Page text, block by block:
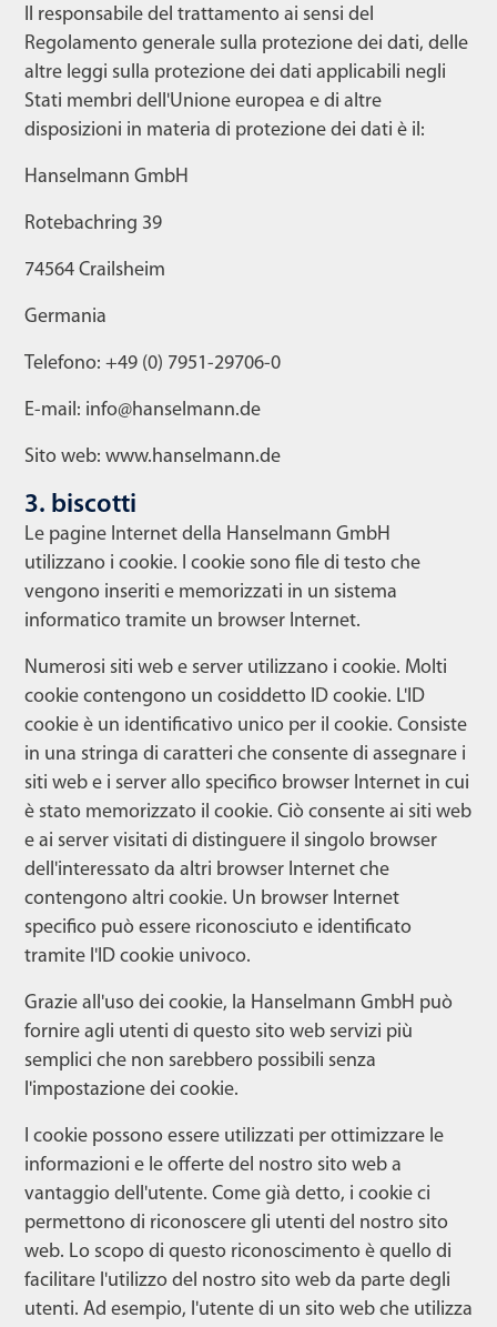
Il responsabile del trattamento ai sensi del
Regolamento generale sulla protezione dei dati, delle
altre leggi sulla protezione dei dati applicabili negli
Stati membri dell'Unione europea e di altre
disposizioni in materia di protezione dei dati è il:
Hanselmann GmbH
Rotebachring 39
74564 Crailsheim
Germania
Telefono: +49 (0) 7951-29706-0
E-mail: info@hanselmann.de
Sito web: www.hanselmann.de
3. biscotti
Le pagine Internet della Hanselmann GmbH
utilizzano i cookie. I cookie sono file di testo che
vengono inseriti e memorizzati in un sistema
informatico tramite un browser Internet.
Numerosi siti web e server utilizzano i cookie. Molti
cookie contengono un cosiddetto ID cookie. L'ID
cookie è un identificativo unico per il cookie. Consiste
in una stringa di caratteri che consente di assegnare i
siti web e i server allo specifico browser Internet in cui
è stato memorizzato il cookie. Ciò consente ai siti web
e ai server visitati di distinguere il singolo browser
dell'interessato da altri browser Internet che
contengono altri cookie. Un browser Internet
specifico può essere riconosciuto e identificato
tramite l'ID cookie univoco.
Grazie all'uso dei cookie, la Hanselmann GmbH può
fornire agli utenti di questo sito web servizi più
semplici che non sarebbero possibili senza
l'impostazione dei cookie.
I cookie possono essere utilizzati per ottimizzare le
informazioni e le offerte del nostro sito web a
vantaggio dell'utente. Come già detto, i cookie ci
permettono di riconoscere gli utenti del nostro sito
web. Lo scopo di questo riconoscimento è quello di
facilitare l'utilizzo del nostro sito web da parte degli
utenti. Ad esempio, l'utente di un sito web che utilizza